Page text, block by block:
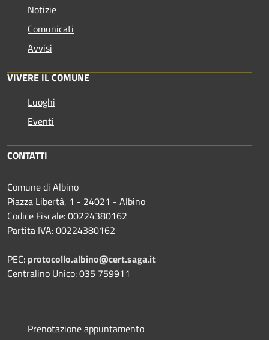
Notizie
Comunicati
Avvisi
VIVERE IL COMUNE
Luoghi
Eventi
CONTATTI
Comune di Albino
Piazza Libertà, 1 - 24021 - Albino
Codice Fiscale: 00224380162
Partita IVA: 00224380162
PEC: protocollo.albino@cert.saga.it
Centralino Unico: 035 759911
Prenotazione appuntamento